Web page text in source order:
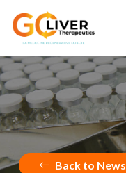
Back to News